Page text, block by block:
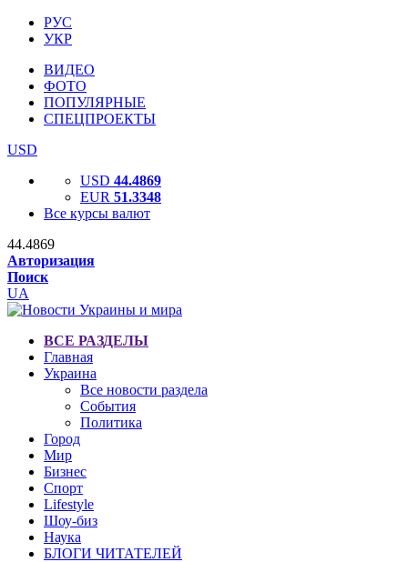
РУС
УКР
ВИДЕО
ФОТО
ПОПУЛЯРНЫЕ
СПЕЦПРОЕКТЫ
USD
USD 44.4869
EUR 51.3348
Все курсы валют
44.4869
Авторизация
Поиск
UA
ВСЕ РАЗДЕЛЫ
Главная
Украина
Все новости раздела
События
Политика
Город
Мир
Бизнес
Спорт
Lifestyle
Шоу-биз
Наука
БЛОГИ ЧИТАТЕЛЕЙ